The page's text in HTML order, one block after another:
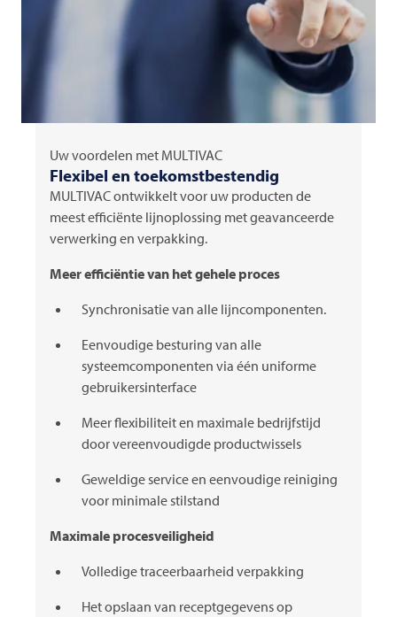
Uw voordelen met MULTIVAC
Flexibel en toekomstbestendig
MULTIVAContwikkelt voor uw producten de
meest efficiënte lijnoplossing met geavanceerde
verwerking en verpakking.
Meer efficiëntie van het gehele proces
Synchronisatie van alle lijncomponenten.
Eenvoudige besturing van alle
systeemcomponenten via één uniforme
gebruikersinterface
Meer flexibiliteit en maximale bedrijfstijd
door vereenvoudigde productwissels
Geweldige service en eenvoudige reiniging
voor minimale stilstand
Maximale procesveiligheid
Volledige traceerbaarheid verpakking
Het opslaan van receptgegevens op